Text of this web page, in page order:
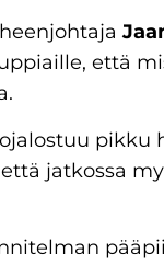
että
pikku
jatkossa